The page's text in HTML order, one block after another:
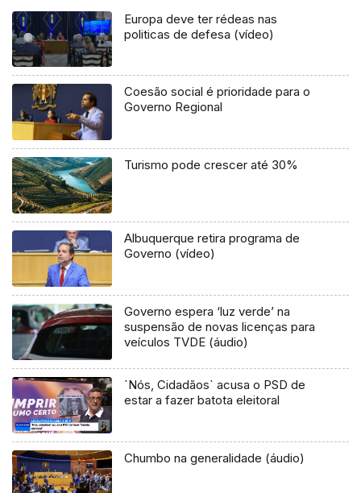
Europa deve ter rédeas nas
politicas de defesa (vídeo)
Coesão social é prioridade para o
Governo Regional
Turismo pode crescer até 30%
Albuquerque retira programa de
Governo (vídeo)
Governo espera ‘luz verde’ na
suspensão de novas licenças para
veículos TVDE (áudio)
`Nós, Cidadãos` acusa o PSD de
estar a fazer batota eleitoral
Chumbo na generalidade (áudio)